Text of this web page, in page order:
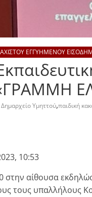
ΕΓΓΥΗΜΕΝΟΥ
Υμηττού,παιδική
10:53
στην αίθουσα
τους υπαλλήλους